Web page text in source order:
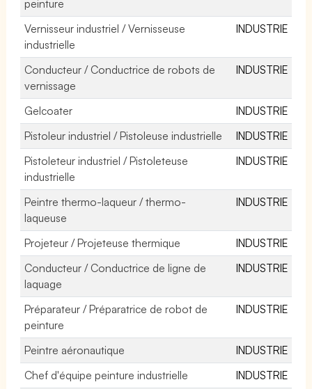
peinture
Vernisseur industriel / Vernisseuse
industrielle
INDUSTRIE
Conducteur / Conductrice de robots de
vernissage
INDUSTRIE
Gelcoater
INDUSTRIE
Pistoleur industriel / Pistoleuse industrielle
INDUSTRIE
Pistoleteur industriel / Pistoleteuse
industrielle
INDUSTRIE
Peintre thermo-laqueur / thermo-
laqueuse
INDUSTRIE
Projeteur / Projeteuse thermique
INDUSTRIE
Conducteur / Conductrice de ligne de
laquage
INDUSTRIE
Préparateur / Préparatrice de robot de
peinture
INDUSTRIE
Peintre aéronautique
INDUSTRIE
Chef d'équipe peinture industrielle
INDUSTRIE